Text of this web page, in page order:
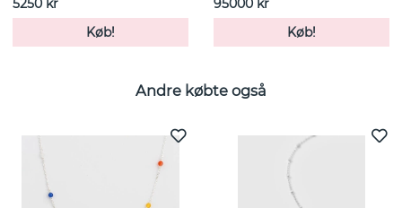
5250 kr
Køb!
95000 kr
Køb!
Andre købte også